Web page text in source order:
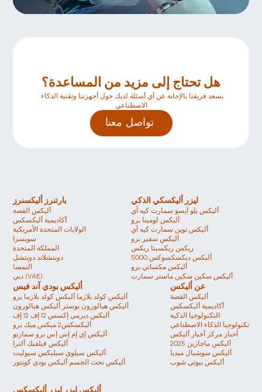
هل تحتاج إلى مزيد من المساعدة؟
الاصطناعي
تواصل معنا
بارتنرز أليكسنرز
أليكس القصة
أكاديمية أليكسكس
المملكة المتحدة
النمسا
دبي (VAE)
ليزر أليكسكي الذكي
أليكس بلو آيسو سمارت كيه آي
أليكس لومينا برو
أليكس توين سمارت كيه آي
ريكس ريكسيتا ريكس
أليكس ديكسكسوكس 5000
أليكس مكساتي برو
أليكس سكين سكين ماستر سمارت
أليكس بودي آند فيس
أليكس كولد بلازما أليكس كولد بلازما برو
أليكس هيالورون بوستر أليكس هيالورون
أليكس ديرمي إكسس 12 إف 12 إف
أليكسكس2 ميكس ميك برو
أليكس إي إم إس إس برو سمارتو
أليكس فيلفيك ألترا
أليكس سيلوي سيليكس سيوليت
عن أليكس
أليكس القصة
أكاديمية أليكسكس
التكنولوجيا الذكية
تكنولوجيا الذكاء الاصطناعي
أخبار مركز أخبار أليكس
أليكس ماجازين 2025
أليكس سوشيال ميديا
أليكس بيوتي شوب
أليكس ليزر ليزر أليكسكس